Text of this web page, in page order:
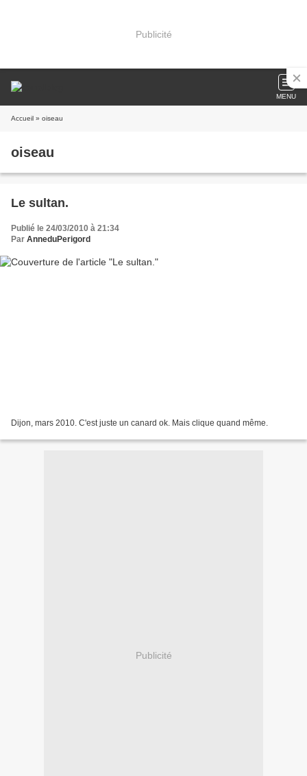
Publicité
MENU
Accueil » oiseau
oiseau
Le sultan.
Publié le 24/03/2010 à 21:34
Par AnneduPerigord
Dijon, mars 2010. C'est juste un canard ok. Mais clique quand même.
Publicité